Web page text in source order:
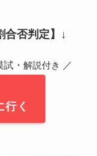
否判定】 ↓
・ 解説付き ／
行く